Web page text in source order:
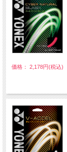
価格： 2,178円(税込)